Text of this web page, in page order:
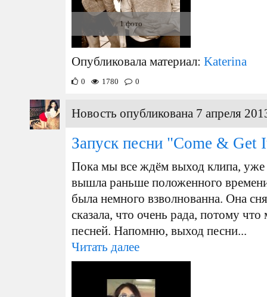
1 фото
Опубликовала материал: Katerina
0 1780 0
Новость опубликована 7 апреля
Запуск песни "Come & Get
Пока мы все ждём выход клипа, уже
вышла раньше положенного
была немного взволнованна. Она
сказала, что очень рада, потому
песней. Напомню, выход песни...
Читать далее